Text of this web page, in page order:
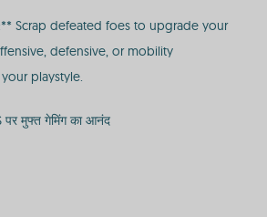
Scrap defeated foes to upgrade your
defensive, or mobility
playstyle.
मुफ्त गेमिंग का आनंद